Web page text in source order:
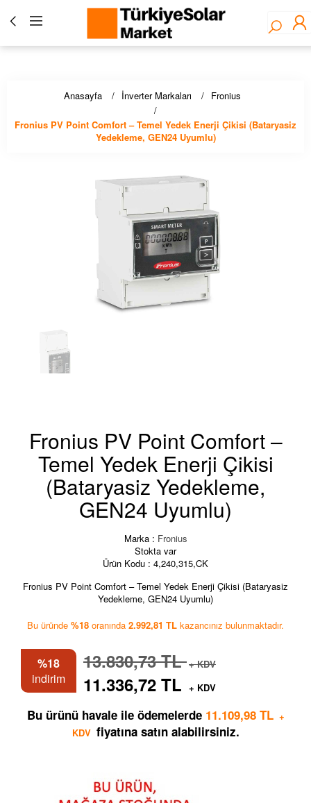
Türkiye Solar Market - Fronius Yetkili Bayisi ☀️ Solar
Panel, İnverter, Lityum Pil, EV Şarj Çözümleri - Stoktan
Hızlı Teslimat!
Anasayfa İnverter Markaları Fronius
Fronius PV Point Comfort – Temel Yedek Enerji Çikisi (Bataryasiz
Yedekleme, GEN24 Uyumlu)
Fronius PV Point Comfort –
Temel Yedek Enerji Çikisi
(Bataryasiz Yedekleme,
GEN24 Uyumlu)
Marka : Fronius
Stokta var
Ürün Kodu : 4,240,315,CK
%18
indirim
13.830,73 TL+ KDV
11.336,72 TL + KDV
Bu üründe %18 oranında 2.992,81 TL kazancınız bulunmaktadır.
Bu ürünü havale ile ödemelerde 11.109,98 TL +
KDV fiyatına satın alabilirsiniz.
Fronius PV Point Comfort – Temel Yedek Enerji Çikisi (Bataryasiz
Yedekleme, GEN24 Uyumlu)